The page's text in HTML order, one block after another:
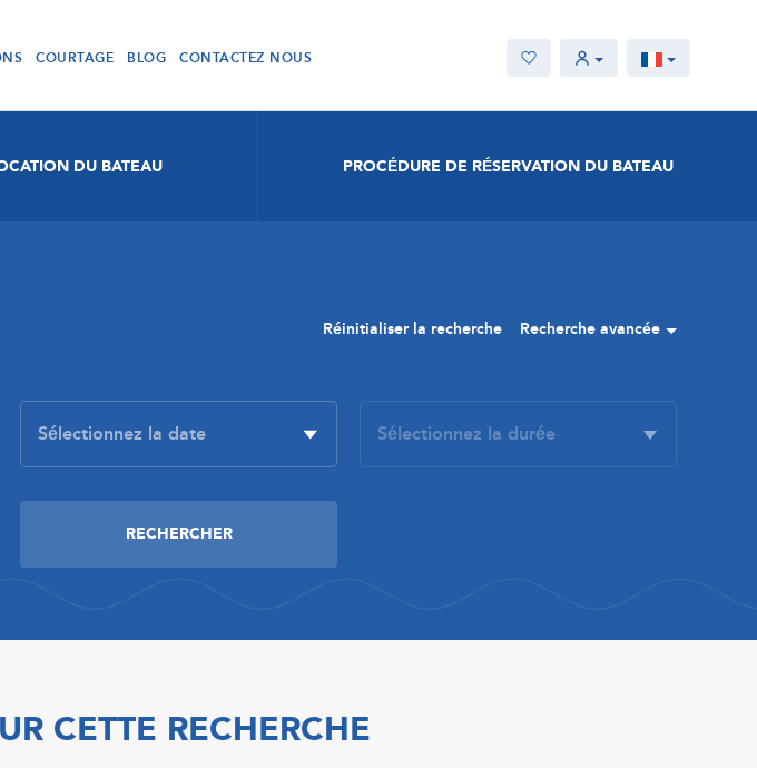
COURTAGE BLOG CONTACTEZ NOUS
DU BATEAU PROCÉDURE DE RÉSERVATION DU BATEAU
Réinitialiser la recherche Recherche avancée
CETTE RECHERCHE